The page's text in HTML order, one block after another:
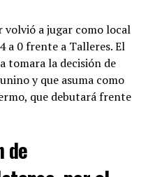
volvió a jugar como local
a 0 frente a Talleres. El
tomara la decisión de
y que asuma como
que debutará frente
de